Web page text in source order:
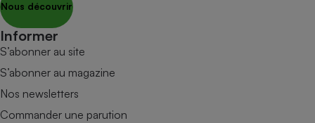
Nous découvrir
Informer
S’abonner au site
S’abonner au magazine
Nos newsletters
Commander une parution